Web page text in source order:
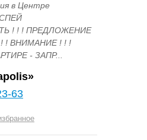
в Центре
! ! ! ПРЕДЛОЖЕНИЕ
! ВНИМАНИЕ ! ! !
- ЗАПР...
63